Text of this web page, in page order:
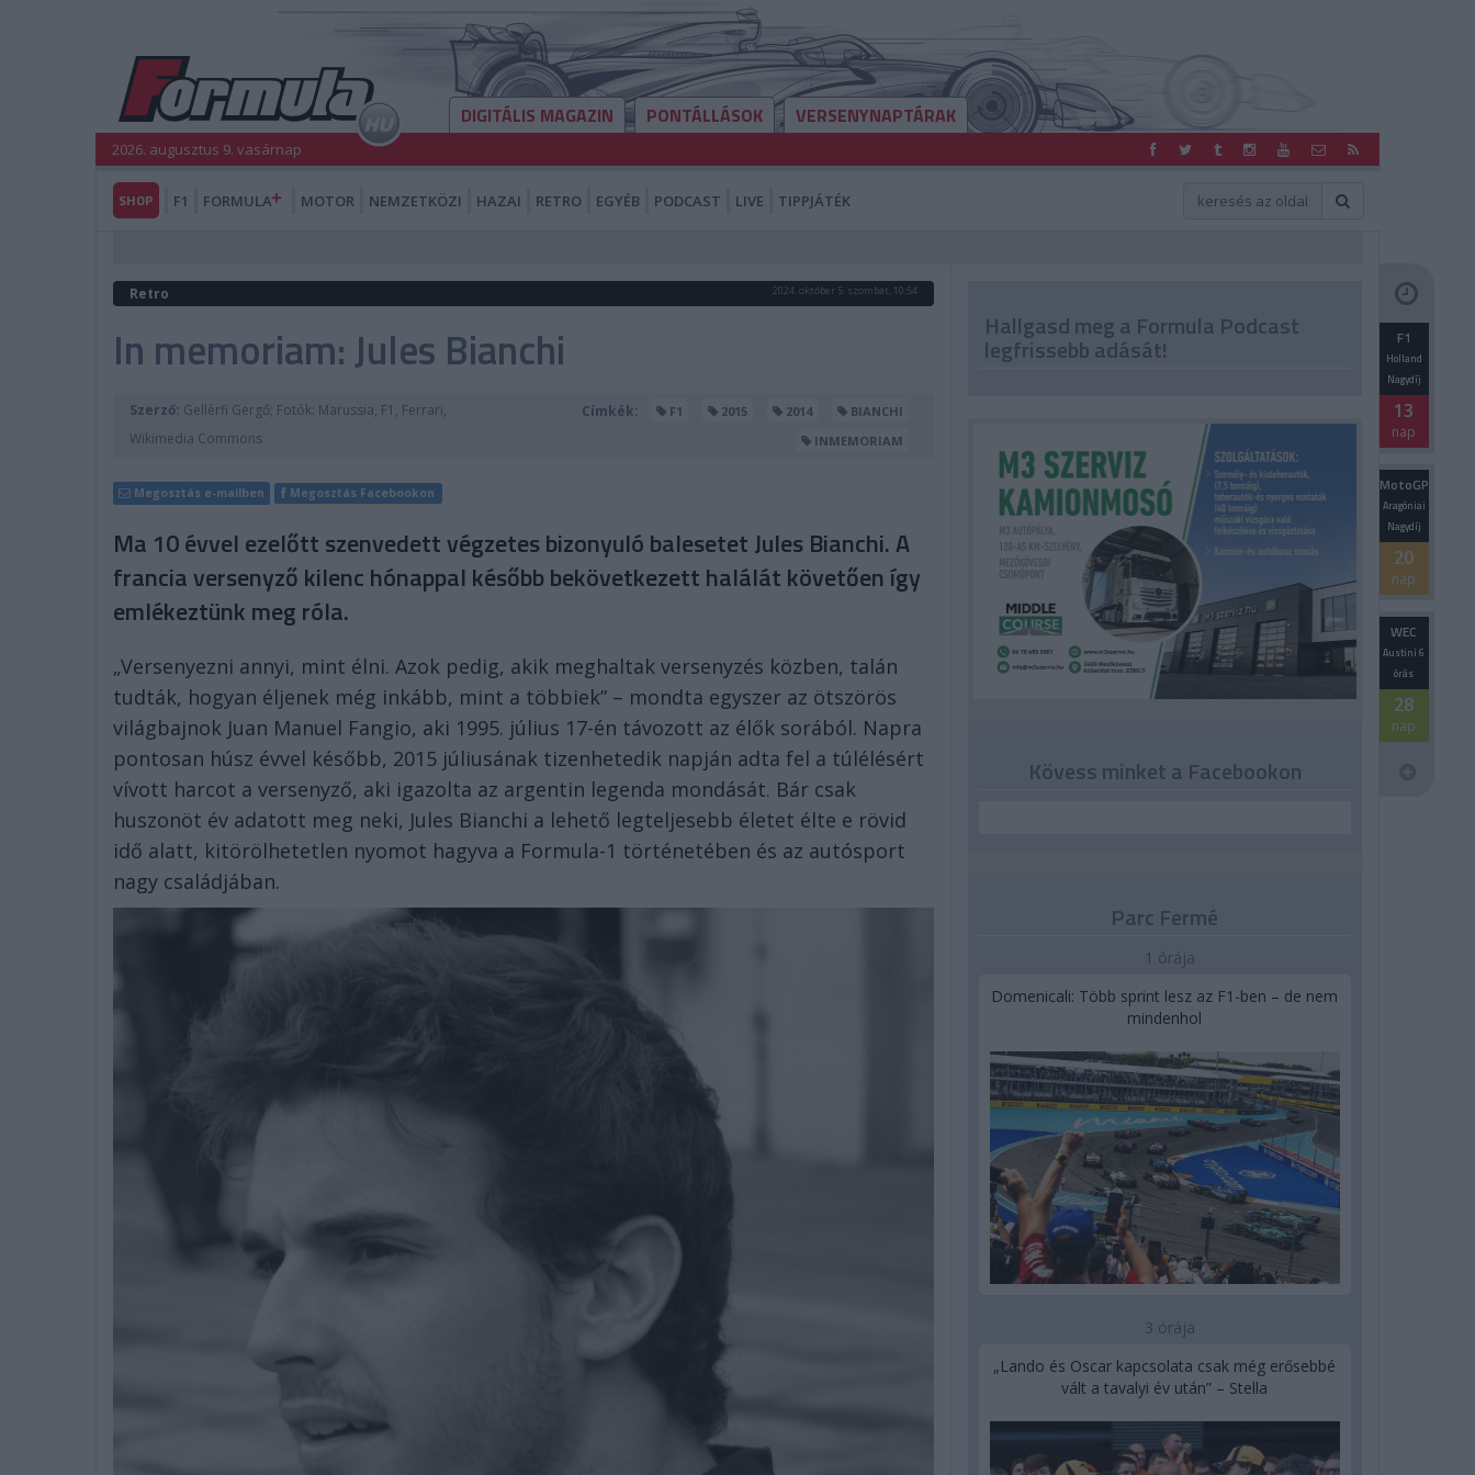
DIGITÁLIS MAGAZIN PONTÁLLÁSOK VERSENYNAPTÁRAK
2026. augusztus 9. vasárnap
SHOP F1 FORMULA MOTOR NEMZETKÖZI HAZAI RETRO EGYÉB PODCAST LIVE TIPPJÁTÉK
Retro 2024. október 5. szombat, 10:54
In memoriam: Jules Bianchi
Szerző: Gellérfi Gergő; Fotók: Marussia, F1, Ferrari,
Wikimedia Commons
Címkék: F1 2015 2014
BIANCHI
INMEMORIAM
Megosztás e-mailben Megosztás Facebookon
Ma 10 évvel ezelőtt szenvedett végzetes bizonyuló balesetet Jules Bianchi. A
francia versenyző kilenc hónappal később bekövetkezett halálát követően így
emlékeztünk meg róla.
„Versenyezni annyi, mint élni. Azok pedig, akik meghaltak versenyzés közben, talán
tudták, hogyan éljenek még inkább, mint a többiek” – mondta egyszer az ötszörös
világbajnok Juan Manuel Fangio, aki 1995. július 17-én távozott az élők sorából. Napra
pontosan húsz évvel később, 2015 júliusának tizenhetedik napján adta fel a túlélésért
vívott harcot a versenyző, aki igazolta az argentin legenda mondását. Bár csak
huszonöt év adatott meg neki, Jules Bianchi a lehető legteljesebb életet élte e rövid
idő alatt, kitörölhetetlen nyomot hagyva a Formula-1 történetében és az autósport
nagy családjában.
Hallgasd meg a Formula Podcast
legfrissebb adását! F1
Holland
Nagydíj
13
nap
MotoGP
Aragóniai
Nagydíj
20
nap
WEC
Austini 6
órás
28
nap
Kövess minket a Facebookon
Parc Fermé
1 órája
Domenicali: Több sprint lesz az F1-ben – de nem
mindenhol
3 órája
„Lando és Oscar kapcsolata csak még erősebbé
vált a tavalyi év után” – Stella